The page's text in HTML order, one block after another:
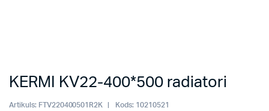
KERMI KV22-400*500 radiatori
Artikuls: FTV220400501R2K Kods: 10210521